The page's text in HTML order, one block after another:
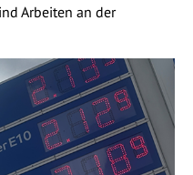
Arbeiten an der